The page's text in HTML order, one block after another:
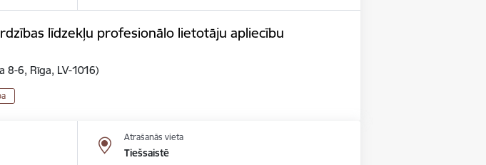
līdzekļu profesionālo lietotāju apliecību
8-6, Rīga, LV-1016)
Atrašanās vieta
Tiešsaistē